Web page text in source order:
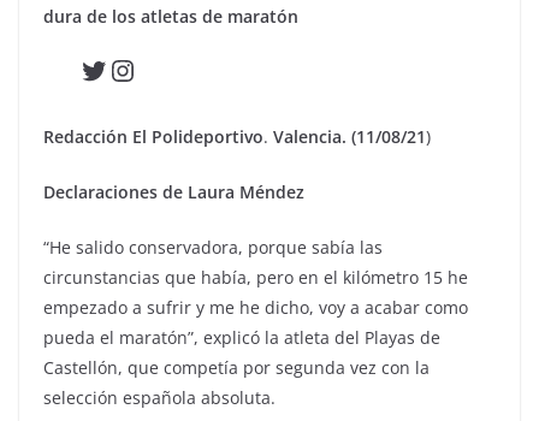
dura de los atletas de maratón
Twitter
Instagram
Redacción El Polideportivo. Valencia. (11/08/21)
Declaraciones de Laura Méndez
“He salido conservadora, porque sabía las
circunstancias que había, pero en el kilómetro 15 he
empezado a sufrir y me he dicho, voy a acabar como
pueda el maratón”, explicó la atleta del Playas de
Castellón, que competía por segunda vez con la
selección española absoluta.